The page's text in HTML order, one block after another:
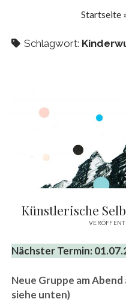
Startseite
Schlagwort:
Künstlerische
Nächster Termin:
Neue Gruppe am
siehe unten)